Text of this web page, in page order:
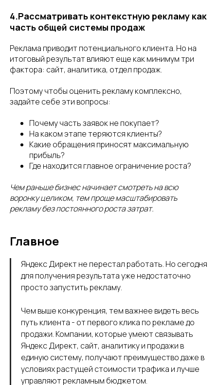
4.Рассматривать контекстную рекламу как
часть общей системы продаж
Реклама приводит потенциального клиента. Но на
итоговый результат влияют еще как минимум три
фактора: сайт, аналитика, отдел продаж.
Поэтому чтобы оценить рекламу комплексно,
задайте себе эти вопросы:
Почему часть заявок не покупает?
На каком этапе теряются клиенты?
Какие обращения приносят максимальную
прибыль?
Где находится главное ограничение роста?
Чем раньше бизнес начинает смотреть на всю
воронку целиком, тем проще масштабировать
рекламу без постоянного роста затрат.
Главное
Яндекс Директ не перестал работать. Но сегодня
для получения результата уже недостаточно
просто запустить рекламу.
Чем выше конкуренция, тем важнее видеть весь
путь клиента - от первого клика по рекламе до
продажи. Компании, которые умеют связывать
Яндекс Директ, сайт, аналитику и продажи в
единую систему, получают преимущество даже в
условиях растущей стоимости трафика и лучше
управляют рекламным бюджетом.